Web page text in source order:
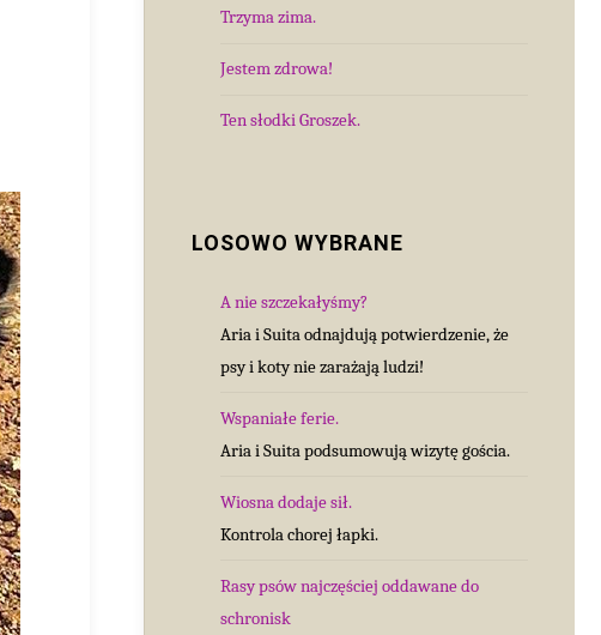
Trzyma zima.
Jestem zdrowa!
Ten słodki Groszek.
LOSOWO WYBRANE
A nie szczekałyśmy?
Aria i Suita odnajdują potwierdzenie, że
psy i koty nie zarażają ludzi!
Wspaniałe ferie.
Aria i Suita podsumowują wizytę gościa.
Wiosna dodaje sił.
Kontrola chorej łapki.
Rasy psów najczęściej oddawane do
schronisk